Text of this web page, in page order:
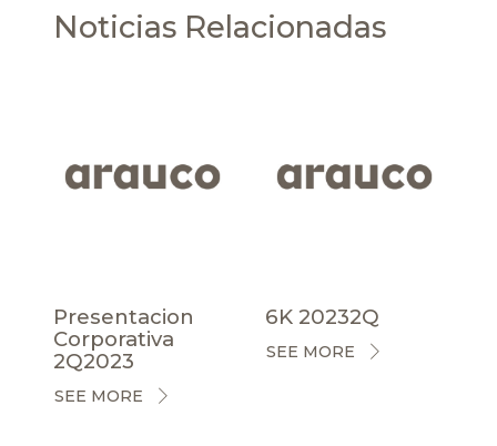
Noticias Relacionadas
Presentacion
Corporativa
2Q2023
SEE MORE
6K 20232Q
SEE MORE